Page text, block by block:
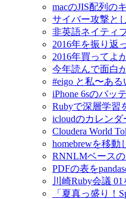
macのJIS配列の
サイバー攻撃と
非英語ネイティ
2016年を振り返
2016年買ってよ
今年読んで面白
#eigo と私〜あ
iPhone 6sのバッ
Rubyで深層学習
icloudのカレン
Cloudera World
homebrewを移
RNNLMベース
PDFの表を
川崎Ruby会議
「夏真っ盛り！